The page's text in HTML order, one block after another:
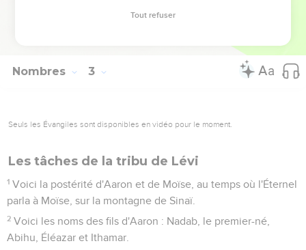
campaient, selon leurs bannières ; et c'est ainsi qu'ils se
Nombres 3
Seuls les Évangiles sont disponibles en vidéo pour le moment.
Les tâches de la tribu de Lévi
1 Voici la postérité d'Aaron et de Moïse, au temps où l'Éternel
parla à Moïse, sur la montagne de Sinaï.
2 Voici les noms des fils d'Aaron : Nadab, le premier-né,
Abihu, Éléazar et Ithamar.
Tout refuser